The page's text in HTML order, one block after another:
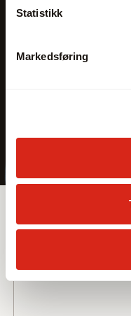
Statistikk
Markedsføring